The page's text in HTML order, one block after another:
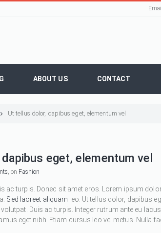
ABOUT US CONTACT
Ut tellus dolor, dapibus eget, elementum vel
eget, elementum vel
, on Fashion
ac turpis. Donec sit amet eros. Lorem ipsum
Sed laoreet aliquam leo. Ut tellus dolor, dapibus
Duis ac turpis. Integer rutrum ante eu
eget nibh. Etiam cursus leo vel metus. Nulla